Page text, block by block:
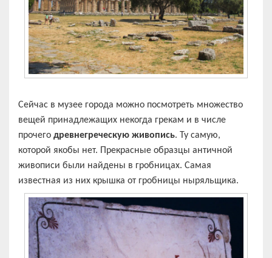
Сейчас в музее города можно посмотреть множество
вещей принадлежащих некогда грекам и в числе
прочего древнегреческую живопись. Ту самую,
которой якобы нет. Прекрасные образцы античной
живописи были найдены в гробницах. Самая
известная из них крышка от гробницы ныряльщика.